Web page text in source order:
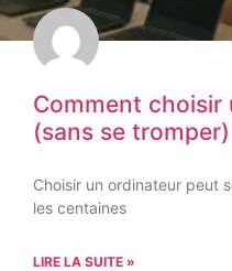
Comment choisir
(sans se tromper)
Choisir un ordinateur peut
les centaines
LIRE LA SUITE »